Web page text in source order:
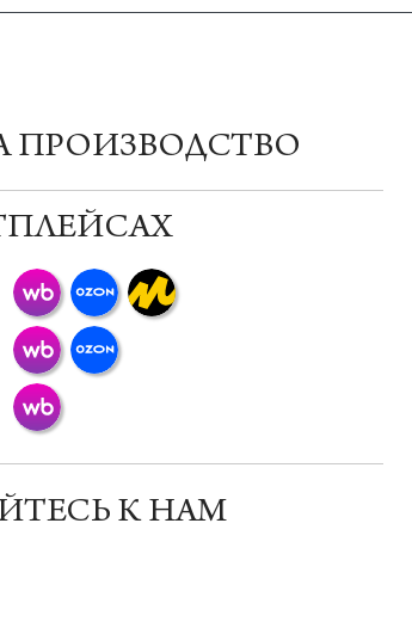
ПРОИЗВОДСТВО
К НАМ